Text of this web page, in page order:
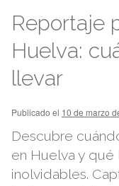
Reportaje
Huelva:
llevar
Publicado el 10 de marzo
Descubre
en Huelva y qué
inolvidables.